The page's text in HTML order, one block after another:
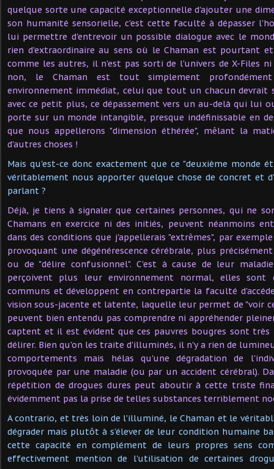
quelque sorte une capacité exceptionnelle d'ajouter une
son humanité sensorielle, c'est cette faculté à dépasser
lui permettre d'entrevoir un possible dialogue avec le
rien d'extraordinaire au sens où le Chaman est pourtant
comme les autres, il n'est pas sorti de l'univers de X-Files
non, le Chaman est tout simplement
environnement immédiat, celui que tout un chacun devrait
avec ce petit plus, ce dépassement vers un au-delà qui lui
porte sur un monde intangible, presque indéfinissable en
que nous appellerons "dimension éthérée", mêlant la
d'autres choses !
Mais qu'est-ce donc exactement que ce "deuxième monde
véritablement nous apporter quelque chose de concret et
parlant ?
Déjà, je tiens à signaler que certaines personnes, qui ne
Chamans en exercice ni des initiés, peuvent néanmoins
dans des conditions que j'appellerais "extrêmes", par
provoquant une dégénérescence cérébrale, plus
ou de "délire confusionnel". C'est à cause de leur
perçoivent plus leur environnement normal, elles sont
communs et développent en contrepartie la faculté
vision sous-jacente et latente, laquelle leur permet de "voir
peuvent bien entendu pas comprendre ni appréhender
captent et il est évident que ces pauvres bougres sont
délirer. Bien qu'on les traite d'illuminés, il n'y a rien de
comportements mais hélas qu'une dégradation de
provoquée par une maladie (ou par un accident cérébral).
répétition de drogues dures peut aboutir à cette triste
évidemment pas la prise de telles substances terriblement
A contrario, et très loin de l'illuminé, le Chaman et le
dégrader mais plutôt à s'élever de leur condition humaine
cette capacité en complément de leurs propres sens
effectivement mention de l'utilisation de certaines